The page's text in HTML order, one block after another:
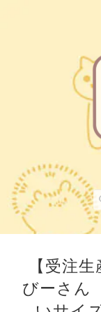
【受注
びーさ